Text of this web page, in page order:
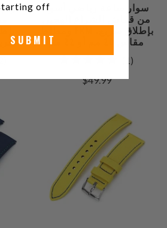
سريع، 20 مم
سوار ساعة رياضي أسود
من قماش الشراع الهجين
مقاس 20 مم أو 22 مم
(1)
$49.99
off
SUBMIT